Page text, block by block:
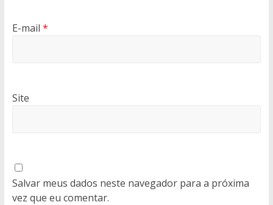
E-mail *
Site
Salvar meus dados neste navegador para a próxima
vez que eu comentar.